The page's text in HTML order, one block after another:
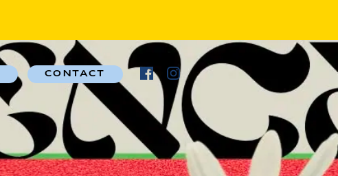
CONTACT